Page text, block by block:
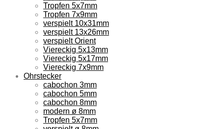
Tropfen 5x7mm
Tropfen 7x9mm
verspielt 10x31mm
verspielt 13x26mm
verspielt Orient
Viereckig 5x13mm
Viereckig 5x17mm
Viereckig 7x9mm
Ohrstecker
cabochon 3mm
cabochon 5mm
cabochon 8mm
modern ø 8mm
Tropfen 5x7mm